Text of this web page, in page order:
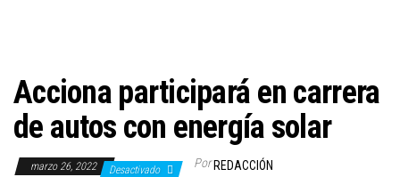
Acciona participará en carrera
de autos con energía solar
marzo 26, 2022 Desactivado Por REDACCIÓN